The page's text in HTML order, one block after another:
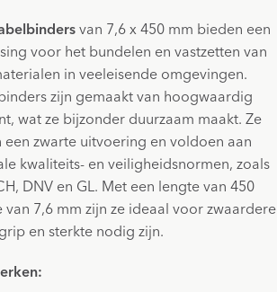
van 7,6 x 450 mm bieden een
voor het bundelen en vastzetten van
in veeleisende omgevingen.
zijn gemaakt van hoogwaardig
wat ze bijzonder duurzaam maakt. Ze
zwarte uitvoering en voldoen aan
kwaliteits- en veiligheidsnormen, zoals
DNV en GL. Met een lengte van 450
van 7,6 mm zijn ze ideaal voor zwaardere
en sterkte nodig zijn.